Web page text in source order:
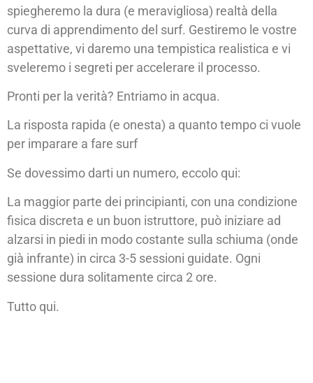
spiegheremo la dura (e meravigliosa) realtà della
curva di apprendimento del surf. Gestiremo le vostre
aspettative, vi daremo una tempistica realistica e vi
sveleremo i segreti per accelerare il processo.
Pronti per la verità? Entriamo in acqua.
La risposta rapida (e onesta) a quanto tempo ci vuole
per imparare a fare surf
Se dovessimo darti un numero, eccolo qui:
La maggior parte dei principianti, con una condizione
fisica discreta e un buon istruttore, può iniziare ad
alzarsi in piedi in modo costante sulla schiuma (onde
già infrante) in circa 3-5 sessioni guidate. Ogni
sessione dura solitamente circa 2 ore.
Tutto qui.